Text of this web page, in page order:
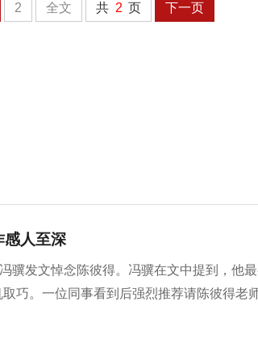
2 全文 共 2 页 下一页
感人至深
骥发文悼念陈彼得。冯骥在文中提到，他
巧。一位同事看到后强烈推荐请陈彼得老